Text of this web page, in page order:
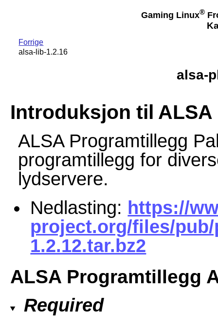
Gaming Linux®
Forrige
alsa-lib-1.2.16
alsa-
Introduksjon til
ALSA Programtillegg
programtillegg for
lydservere.
Nedlasting: https://
project.org/files/
1.2.12.tar.bz2
ALSA Programtillegg
Required